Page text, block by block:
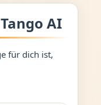
AI
für dich ist,